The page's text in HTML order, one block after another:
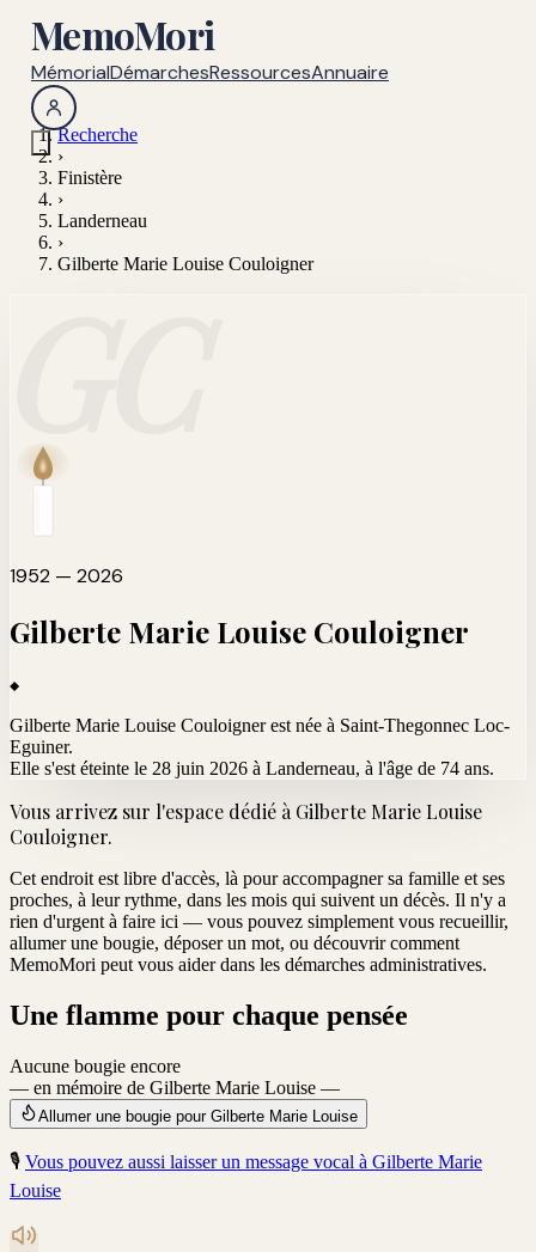
MemoMori
MémorialDémarchesRessourcesAnnuaire
Recherche
›
Finistère
›
Landerneau
›
Gilberte Marie Louise Couloigner
1952 — 2026
Gilberte Marie Louise Couloigner
Gilberte Marie Louise Couloigner est née à Saint-Thegonnec Loc-
Eguiner.
Elle s'est éteinte le 28 juin 2026 à Landerneau, à l'âge de 74 ans.
Vous arrivez sur l'espace dédié à Gilberte Marie Louise
Couloigner.
Cet endroit est libre d'accès, là pour accompagner sa famille et ses
proches, à leur rythme, dans les mois qui suivent un décès. Il n'y a
rien d'urgent à faire ici — vous pouvez simplement vous recueillir,
allumer une bougie, déposer un mot, ou découvrir comment
MemoMori peut vous aider dans les démarches administratives.
Une flamme pour chaque pensée
Aucune bougie encore
— en mémoire de Gilberte Marie Louise —
Allumer une bougie pour Gilberte Marie Louise
🎙️ Vous pouvez aussi laisser un message vocal à Gilberte Marie
Louise